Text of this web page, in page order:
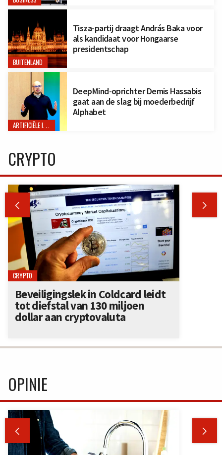
BUITENLAND
Tisza-partij draagt András Baka voor
als kandidaat voor Hongaarse
presidentschap
ARTIFICIËLE INTELLIGENTIE
DeepMind-oprichter Demis Hassabis
gaat aan de slag bij moederbedrijf
Alphabet
CRYPTO
 
CRYPTO
Beveiligingslek in Coldcard leidt
tot diefstal van 130 miljoen
dollar aan cryptovaluta
OPINIE
 